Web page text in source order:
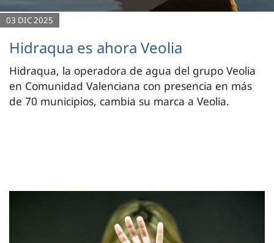
03 DIC 2025
Hidraqua es ahora Veolia
Hidraqua, la operadora de agua del grupo Veolia
en Comunidad Valenciana con presencia en más
de 70 municipios, cambia su marca a Veolia.